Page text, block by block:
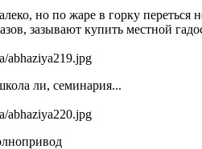
но по жаре в горку
зазывают купить местной
ли, семинария...